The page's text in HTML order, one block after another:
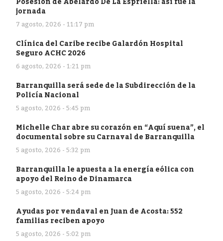
jornada
7 agosto, 2026 - 11:17 pm
Clínica del Caribe recibe Galardón Hospital
Seguro ACHC 2026
6 agosto, 2026 - 1:21 pm
Barranquilla será sede de la Subdirección de la
Policía Nacional
5 agosto, 2026 - 5:45 pm
Michelle Char abre su corazón en “Aquí suena”, el
documental sobre su Carnaval de Barranquilla
5 agosto, 2026 - 5:32 pm
Barranquilla le apuesta a la energía eólica con
apoyo del Reino de Dinamarca
5 agosto, 2026 - 5:24 pm
Ayudas por vendaval en Juan de Acosta: 552
familias reciben apoyo
5 agosto, 2026 - 5:02 pm